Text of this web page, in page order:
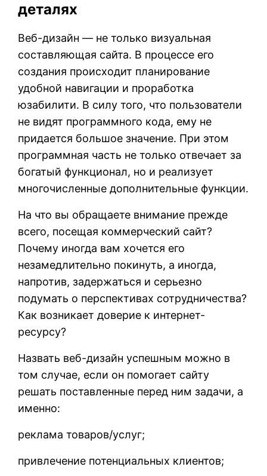
деталях
Веб-дизайн — не только визуальная
составляющая сайта. В процессе его
создания происходит планирование
удобной навигации и проработка
юзабилити. В силу того, что пользователи
не видят программного кода, ему не
придается большое значение. При этом
программная часть не только отвечает за
богатый функционал, но и реализует
многочисленные дополнительные функции.
На что вы обращаете внимание прежде
всего, посещая коммерческий сайт?
Почему иногда вам хочется его
незамедлительно покинуть, а иногда,
напротив, задержаться и серьезно
подумать о перспективах сотрудничества?
Как возникает доверие к интернет-
ресурсу?
Назвать веб-дизайн успешным можно в
том случае, если он помогает сайту
решать поставленные перед ним задачи, а
именно:
реклама товаров/услуг;
привлечение потенциальных клиентов;